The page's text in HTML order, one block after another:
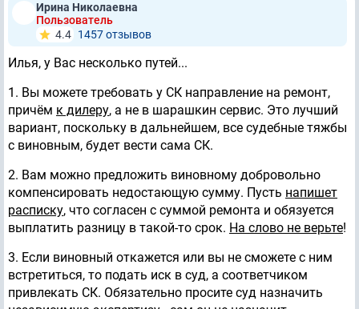
Ирина Николаевна
Пользователь
4.4 1457 отзывов
Илья, у Вас несколько путей...
1. Вы можете требовать у СК направление на ремонт,
причём к дилеру, а не в шарашкин сервис. Это лучший
вариант, поскольку в дальнейшем, все судебные тяжбы
с виновным, будет вести сама СК.
2. Вам можно предложить виновному добровольно
компенсировать недостающую сумму. Пусть напишет
расписку, что согласен с суммой ремонта и обязуется
выплатить разницу в такой-то срок. На слово не верьте!
3. Если виновный откажется или вы не сможете с ним
встретиться, то подать иск в суд, а соответчиком
привлекать СК. Обязательно просите суд назначить